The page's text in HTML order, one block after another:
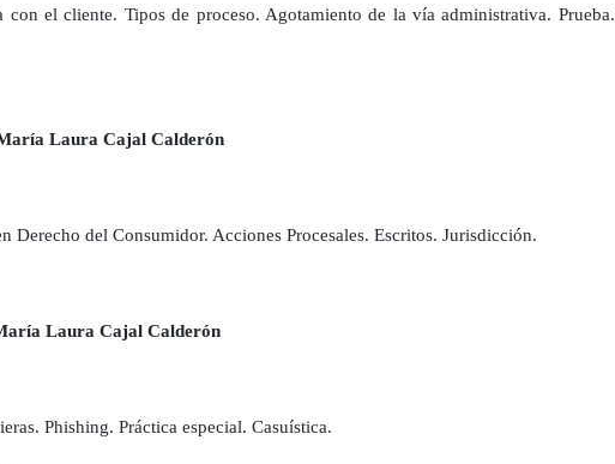
con el cliente. Tipos de proceso. Agotamiento de la vía administrativa. Prueba.
Laura Cajal Calderón
Derecho del Consumidor. Acciones Procesales. Escritos. Jurisdicción.
Laura Cajal Calderón
Phishing. Práctica especial. Casuística.